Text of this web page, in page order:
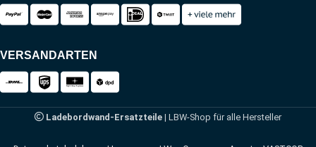
VERSANDARTEN
Ladebordwand-Ersatzteile | LBW-Shop für alle Hersteller